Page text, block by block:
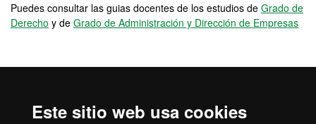
Este sitio web usa cookies
Puedes consultar las guias docentes de los estudios de Grado de
Derecho y de Grado de Administración y Dirección de Empresas
Accesibilidad web
Mapa del web UAB